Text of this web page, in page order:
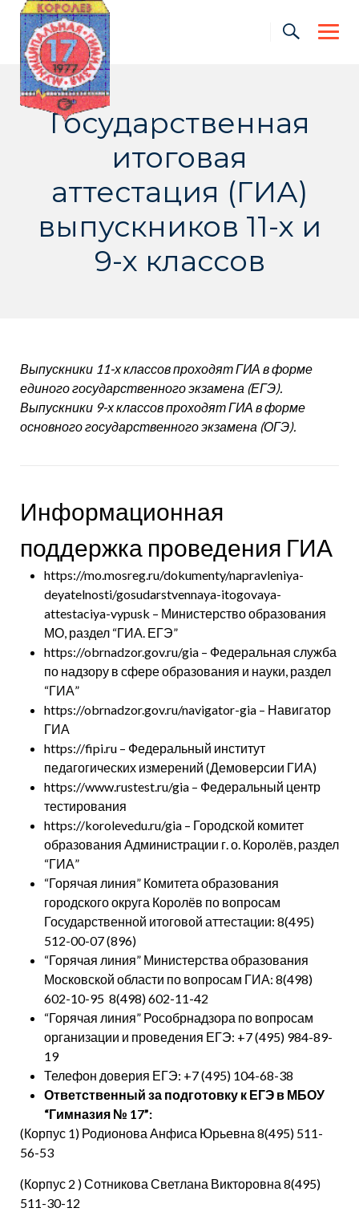
Skip
content
Государственная
итоговая
аттестация (ГИА)
выпускников 11-х и
9-х классов
Выпускники 11-х классов проходят ГИА в форме
единого государственного экзамена (ЕГЭ).
Выпускники 9-х классов проходят ГИА в форме
основного государственного экзамена (ОГЭ).
Информационная
поддержка проведения ГИА
https://mo.mosreg.ru/dokumenty/napravleniya-
deyatelnosti/gosudarstvennaya-itogovaya-
attestaciya-vypusk – Министерство образования
МО, раздел “ГИА. ЕГЭ”
https://obrnadzor.gov.ru/gia – Федеральная служба
по надзору в сфере образования и науки, раздел
“ГИА”
https://obrnadzor.gov.ru/navigator-gia – Навигатор
ГИА
https://fipi.ru – Федеральный институт
педагогических измерений (Демоверсии ГИА)
https://www.rustest.ru/gia – Федеральный центр
тестирования
https://korolevedu.ru/gia – Городской комитет
образования Администрации г. о. Королёв, раздел
“ГИА”
“Горячая линия” Комитета образования
городского округа Королёв по вопросам
Государственной итоговой аттестации: 8(495)
512-00-07 (896)
“Горячая линия” Министерства образования
Московской области по вопросам ГИА: 8(498)
602-10-95 8(498) 602-11-42
“Горячая линия” Рособрнадзора по вопросам
организации и проведения ЕГЭ: +7 (495) 984-89-
19
Телефон доверия ЕГЭ: +7 (495) 104-68-38
Ответственный за подготовку к ЕГЭ в МБОУ
“Гимназия № 17”:
(Корпус 1) Родионова Анфиса Юрьевна 8(495) 511-
56-53
(Корпус 2 ) Сотникова Светлана Викторовна 8(495)
511-30-12